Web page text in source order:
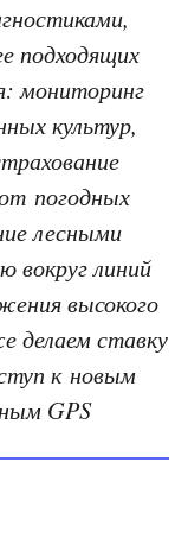
подходящих
мониторинг
культур,
погодных
лесными
вокруг линий
высокого
делаем ставку
к новым
GPS